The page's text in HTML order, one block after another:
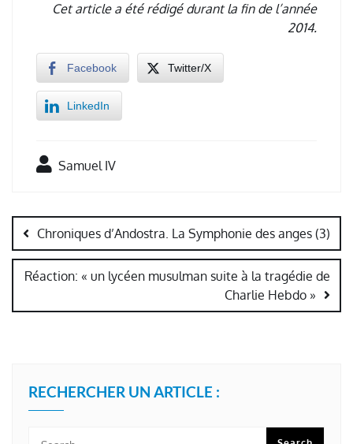
Cet article a été rédigé durant la fin de l’année
2014.
Facebook Twitter/X
LinkedIn
Samuel IV
de
l’article
Chroniques d’Andostra. La Symphonie des anges (3)
Réaction: « un lycéen musulman suite à la tragédie de
Charlie Hebdo »
RECHERCHER UN ARTICLE :